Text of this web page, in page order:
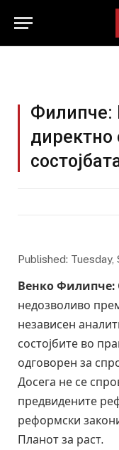
Филипче:
директно
Published:
Венко Филипче:
недозволиво
независен
состојбите во
одговорен за
Досега не се
предвидените
реформски
Планот за раст.